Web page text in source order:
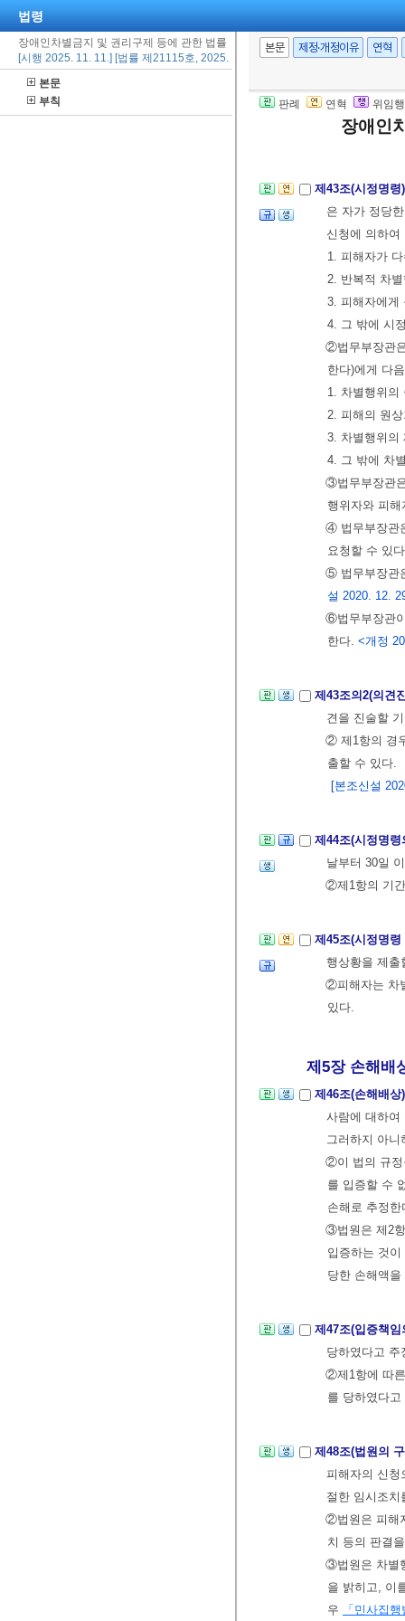
법령
장애인차별금지 및 권리구제 등에 관한 법률
[시행 2025. 11. 11.] [법률 제21115호, 2025. 11. 11., 일부개정]
본문
부칙
본문 제정·개정이유 연혁
판례 연혁 위임
장애인
한다.
제42조(권고의
권고를 받은
제43조(시정명
은 자가 정당
신청에 의하
1. 피해자가
2. 반복적 차
3. 피해자에게
4. 그 밖에 시
②법무부장관
한다)에게 다
1. 차별행위의
2. 피해의 원
3. 차별행위의
4. 그 밖에 차
③법무부장관
행위자와 피
④ 법무부장관
요청할 수 있
⑤ 법무부장관
설 2020. 12.
⑥법무부장관
한다. <개정
제43조의2(의견
견을 진술할
② 제1항의 경
출할 수 있다.
[본조신설
제44조(시정명
날부터 30일
②제1항의 기
제45조(시정명
행상황을 제
②피해자는 차
있다.
제5장 손해배상
제46조(손해배
사람에 대하여
그러하지 아니
②이 법의 규정
를 입증할 수
손해로 추정한
③법원은 제2
입증하는 것
당한 손해액
제47조(입증책
당하였다고 주
②제1항에 따
를 당하였다
제48조(법원의
피해자의 신청
절한 임시조
②법원은 피해
치 등의 판결
③법원은 차별
을 밝히고, 이
우
「민사집